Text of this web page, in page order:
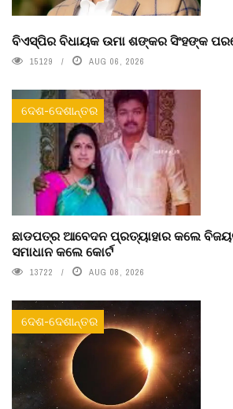
ବିଏସ୍‌ପିର ବିଧାୟକ ଉମା ଶଙ୍କର ସିଂହଙ୍କ
15129 AUG 06, 2026
ଦେଶ-ଦେଶାନ୍ତର
ଛାଡପତ୍ର ଆବେଦନ ପ୍ରତ୍ୟାହାର କଲେ
ସମାଧାନ କଲେ କୋର୍ଟ
13722 AUG 08, 2026
ଦେଶ-ଦେଶାନ୍ତର